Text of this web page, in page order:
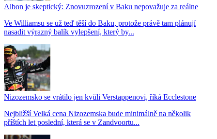
Albon je skeptický: Znovuzrození v Baku nepovažuje za reálne
Ve Williamsu se už teď těší do Baku, protože právě tam plánují
nasadit výrazný balík vylepšení, který by...
Nizozemsko se vrátilo jen kvůli Verstappenovi, říká Ecclestone
Nejbližší Velká cena Nizozemska bude minimálně na několik
příštích let poslední, která se v Zandvoortu...